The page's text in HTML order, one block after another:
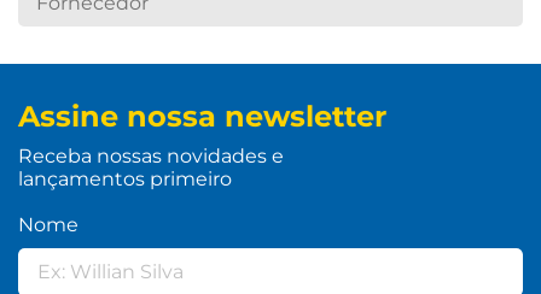
Assine nossa newsletter
Receba nossas novidades e
lançamentos primeiro
Nome